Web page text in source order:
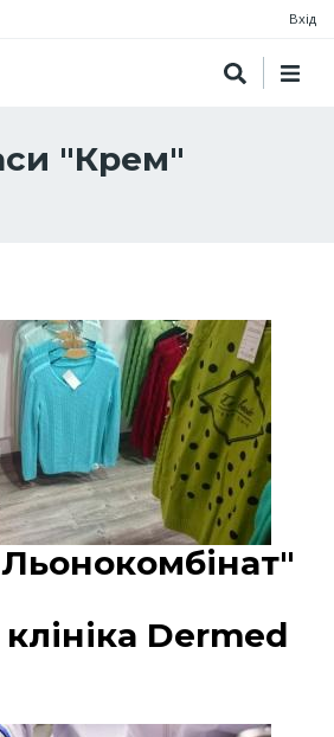
Вхід
"Крем"
Dermed